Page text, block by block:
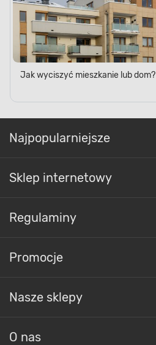
Jak wyciszyć mieszkanie lub dom?
Najpopularniejsze
Sklep internetowy
Regulaminy
Promocje
Nasze sklepy
O nas